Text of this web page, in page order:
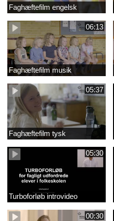
Faghæftefilm engelsk
06:13
Faghæftefilm musik
05:37
Faghæftefilm tysk
05:30
Turboforløb introvideo
00:30